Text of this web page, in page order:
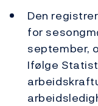
Den
for
september,
Ifølge